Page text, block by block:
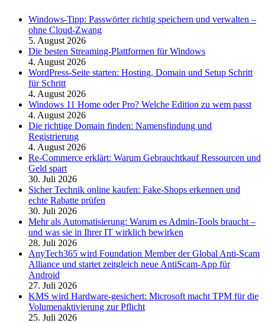
Windows-Tipp: Passwörter richtig speichern und verwalten –
ohne Cloud-Zwang
5. August 2026
Die besten Streaming-Plattformen für Windows
4. August 2026
WordPress-Seite starten: Hosting, Domain und Setup Schritt
für Schritt
4. August 2026
Windows 11 Home oder Pro? Welche Edition zu wem passt
4. August 2026
Die richtige Domain finden: Namensfindung und
Registrierung
4. August 2026
Re-Commerce erklärt: Warum Gebrauchtkauf Ressourcen und
Geld spart
30. Juli 2026
Sicher Technik online kaufen: Fake-Shops erkennen und
echte Rabatte prüfen
30. Juli 2026
Mehr als Automatisierung: Warum es Admin-Tools braucht –
und was sie in Ihrer IT wirklich bewirken
28. Juli 2026
AnyTech365 wird Foundation Member der Global Anti-Scam
Alliance und startet zeitgleich neue AntiScam-App für
Android
27. Juli 2026
KMS wird Hardware-gesichert: Microsoft macht TPM für die
Volumenaktivierung zur Pflicht
25. Juli 2026